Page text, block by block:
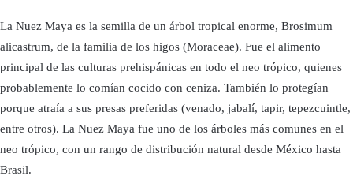
La Nuez Maya es la semilla de un árbol tropical enorme, Brosimum
alicastrum, de la familia de los higos (Moraceae). Fue el alimento
principal de las culturas prehispánicas en todo el neo trópico, quienes
probablemente lo comían cocido con ceniza. También lo protegían
porque atraía a sus presas preferidas (venado, jabalí, tapir, tepezcuintle,
entre otros). La Nuez Maya fue uno de los árboles más comunes en el
neo trópico, con un rango de distribución natural desde México hasta
Brasil.